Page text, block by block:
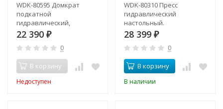
WDK-80595 Домкрат
подкатной
гидравлический,
низкопрофильный с
двойным поршнем для
ускоренного подъёма.
22 390 ₽
0
В корзину
Недоступен
WDK-80310 Пресс
гидравлический
настольный.
28 399 ₽
0
В корзину
В наличии